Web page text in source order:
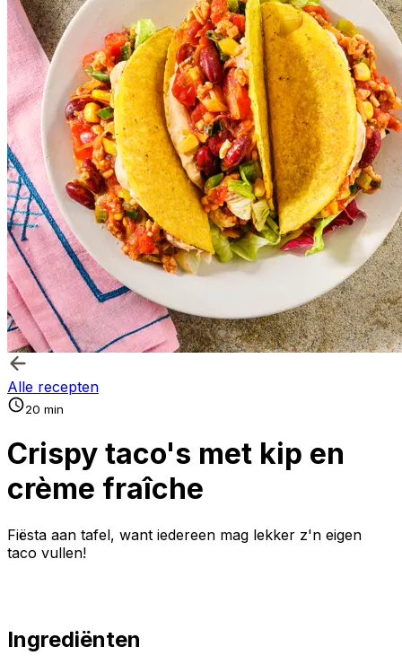
Alle recepten
20 min
Crispy taco's met kip en
crème fraîche
Fiësta aan tafel, want iedereen mag lekker z'n eigen
taco vullen!
Ingrediënten